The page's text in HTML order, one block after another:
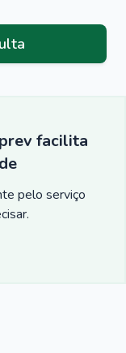
facilita
pelo serviço